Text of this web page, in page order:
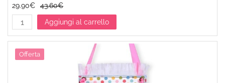
29.90€
43.60€
Aggiungi al carrello
Offerta